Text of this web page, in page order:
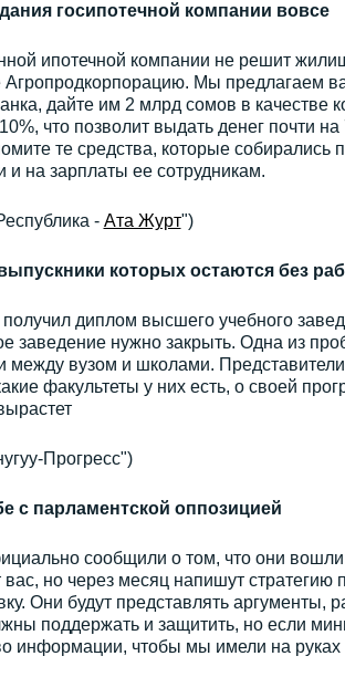
госипотечной компании вовсе
ипотечной компании не решит
Мы предлагаем
дайте им 2 млрд сомов в качестве
что позволит выдать денег почти
те средства, которые собирались
и на зарплаты ее сотрудникам.
- Ата Журт")
которых остаются без
диплом высшего учебного
заведение нужно закрыть. Одна из
между вузом и школами.
факультеты у них есть, о своей
Прогресс")
с парламентской оппозицией
сообщили о том, что они
но через месяц напишут стратегию
Они будут представлять аргументы,
поддержать и защитить, но если
информации, чтобы мы имели на